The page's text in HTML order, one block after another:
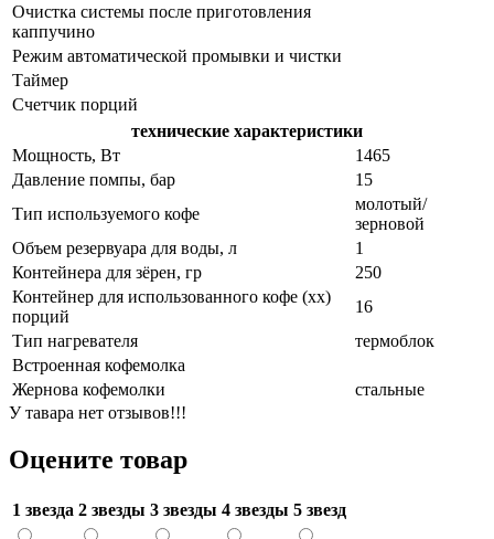
Очистка системы после приготовления
каппучино
Режим автоматической промывки и чистки
Таймер
Счетчик порций
технические характеристики
Мощность, Вт
1465
Давление помпы, бар
15
Тип используемого кофе
молотый/
зерновой
Объем резервуара для воды, л
1
Контейнера для зёрен, гр
250
Контейнер для использованного кофе (хх)
порций
16
Тип нагревателя
термоблок
Встроенная кофемолка
Жернова кофемолки
стальные
У тавара нет отзывов!!!
Оцените товар
1 звезда 2 звезды 3 звезды 4 звезды 5 звезд